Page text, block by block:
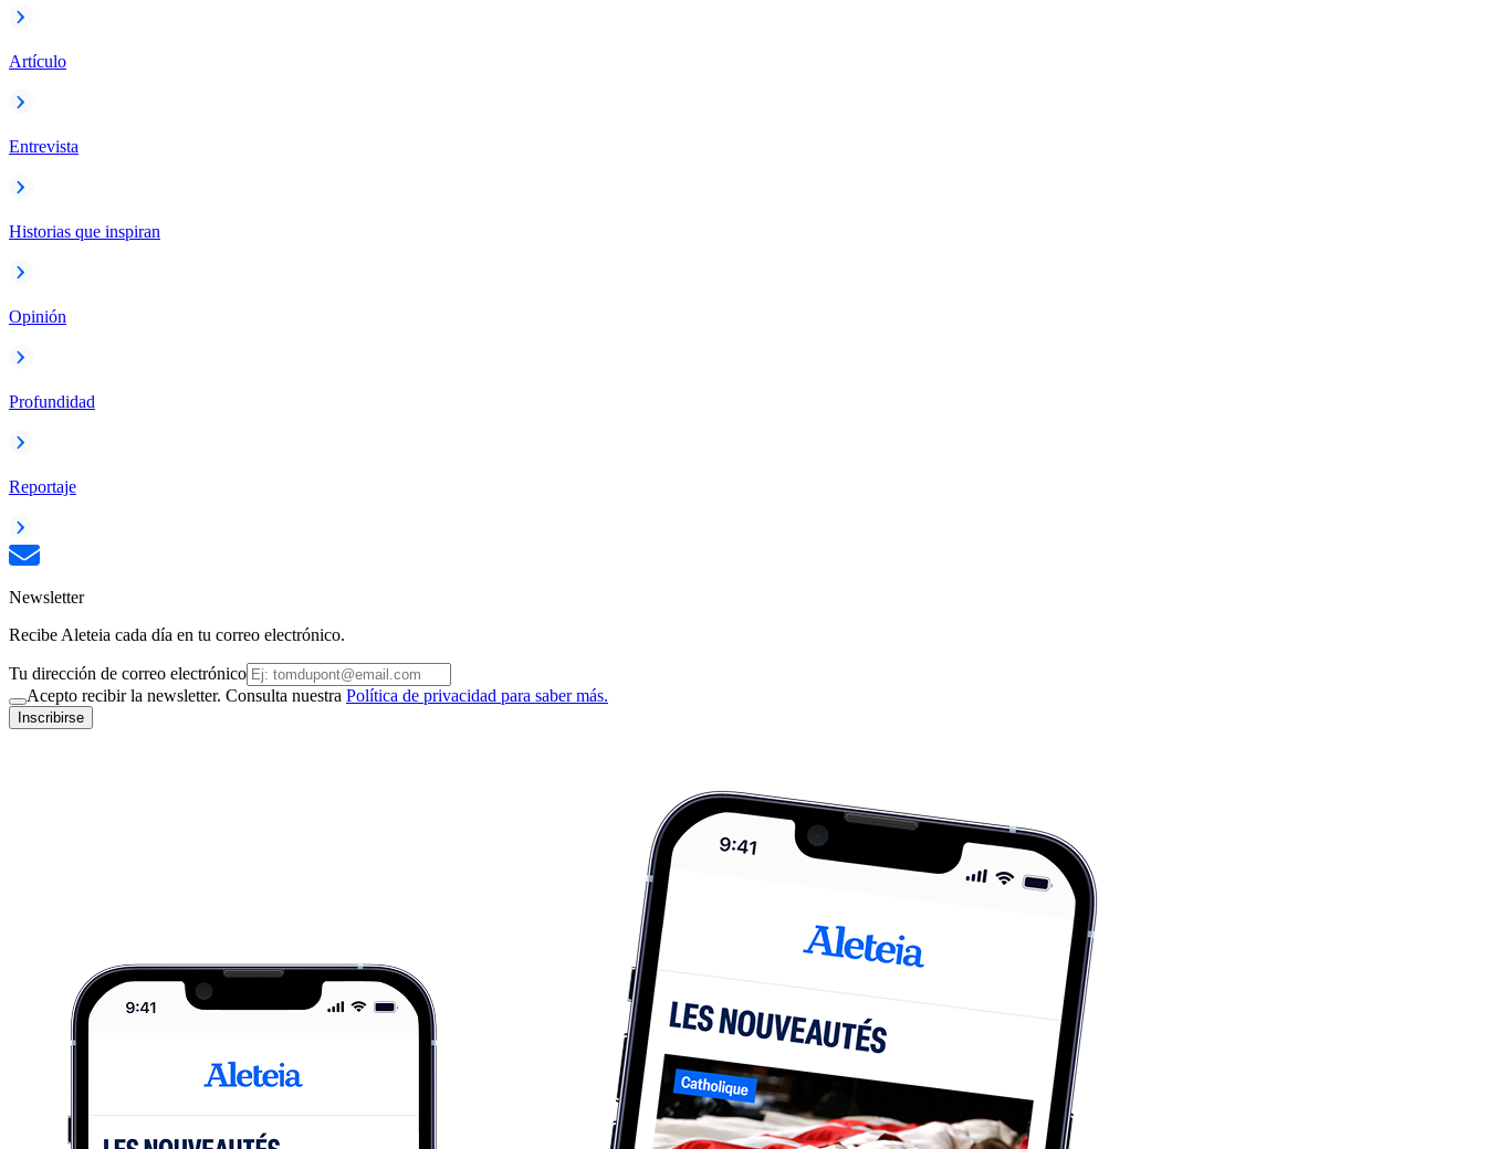
Artículo
Entrevista
Historias que inspiran
Opinión
Profundidad
Reportaje
Newsletter
Recibe Aleteia cada día en tu correo electrónico.
Tu dirección de correo electrónico
Acepto recibir la newsletter. Consulta nuestra Política de privacidad para saber más.
Inscribirse